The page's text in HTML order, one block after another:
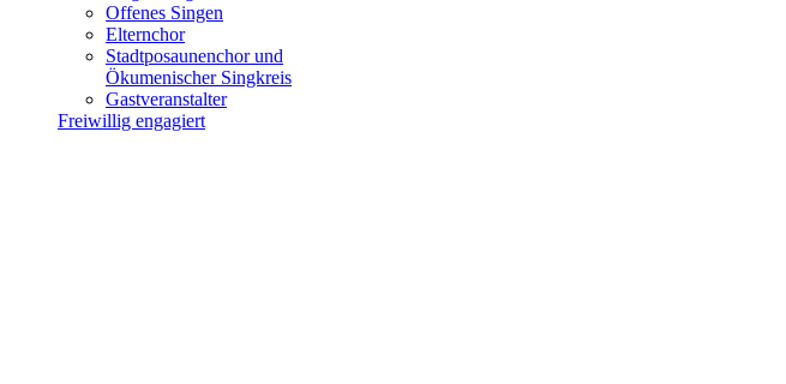
Offenes Singen
Elternchor
Stadtposaunenchor und
Ökumenischer Singkreis
Gastveranstalter
Freiwillig engagiert